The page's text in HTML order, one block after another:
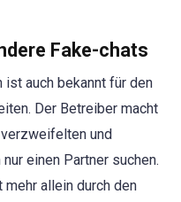
Fake-chats
ist auch bekannt für den
Der Betreiber macht
und
einen Partner suchen.
mehr allein durch den